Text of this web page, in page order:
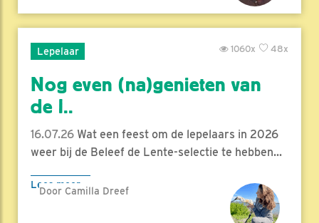
Lepelaar 48x
1060x
Nog even (na)genieten van
de l..
16.07.26 Wat een feest om de lepelaars in 2026
weer bij de Beleef de Lente-selectie te hebben...
Lees meer
Door Camilla Dreef